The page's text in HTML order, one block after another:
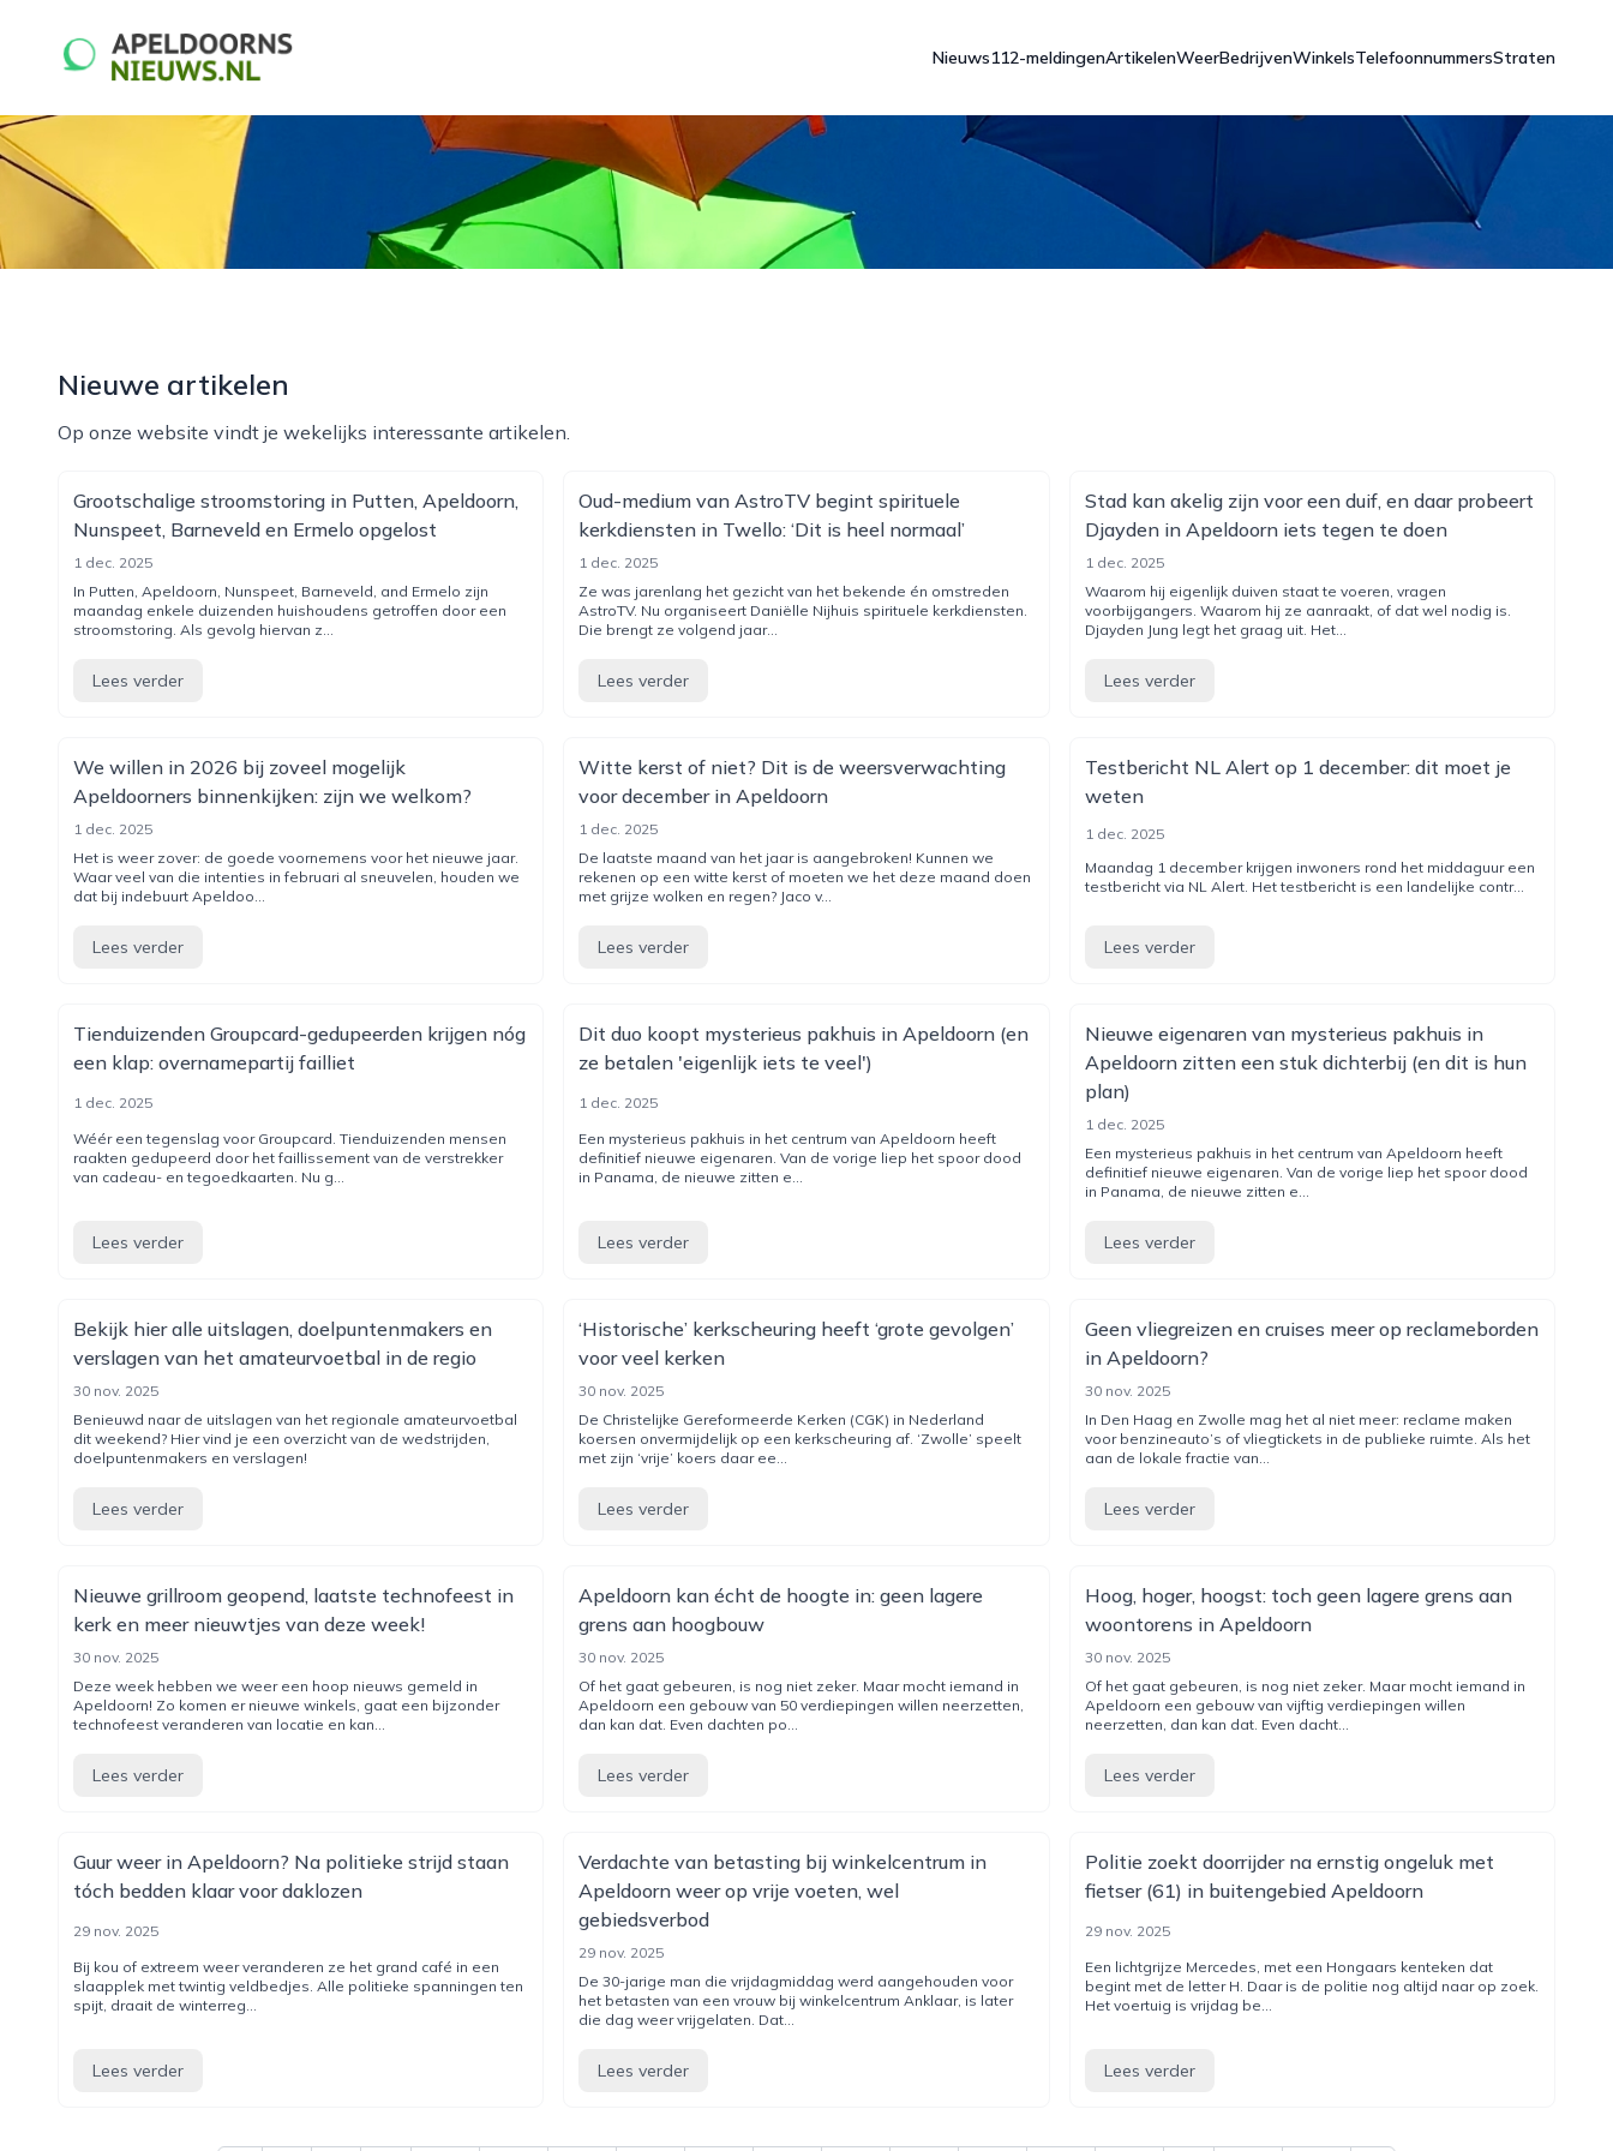
apeldoornsnieuws.nl
Nieuws112-meldingenArtikelenWeerBedrijvenWinkelsTelefoonnummersStraten
Nieuwe artikelen
Op onze website vindt je wekelijks interessante artikelen.
Grootschalige stroomstoring in Putten, Apeldoorn,
Nunspeet, Barneveld en Ermelo opgelost
1 dec. 2025
In Putten, Apeldoorn, Nunspeet, Barneveld, and Ermelo zijn
maandag enkele duizenden huishoudens getroffen door een
stroomstoring. Als gevolg hiervan z...
Lees verder
Oud-medium van AstroTV begint spirituele
kerkdiensten in Twello: ‘Dit is heel normaal’
1 dec. 2025
Ze was jarenlang het gezicht van het bekende én omstreden
AstroTV. Nu organiseert Daniëlle Nijhuis spirituele kerkdiensten.
Die brengt ze volgend jaar...
Lees verder
Stad kan akelig zijn voor een duif, en daar probeert
Djayden in Apeldoorn iets tegen te doen
1 dec. 2025
Waarom hij eigenlijk duiven staat te voeren, vragen
voorbijgangers. Waarom hij ze aanraakt, of dat wel nodig is.
Djayden Jung legt het graag uit. Het...
Lees verder
We willen in 2026 bij zoveel mogelijk
Apeldoorners binnenkijken: zijn we welkom?
1 dec. 2025
Het is weer zover: de goede voornemens voor het nieuwe jaar.
Waar veel van die intenties in februari al sneuvelen, houden we
dat bij indebuurt Apeldoo...
Lees verder
Witte kerst of niet? Dit is de weersverwachting
voor december in Apeldoorn
1 dec. 2025
De laatste maand van het jaar is aangebroken! Kunnen we
rekenen op een witte kerst of moeten we het deze maand doen
met grijze wolken en regen? Jaco v...
Lees verder
Testbericht NL Alert op 1 december: dit moet je
weten
1 dec. 2025
Maandag 1 december krijgen inwoners rond het middaguur een
testbericht via NL Alert. Het testbericht is een landelijke contr...
Lees verder
Tienduizenden Groupcard-gedupeerden krijgen nóg
een klap: overnamepartij failliet
1 dec. 2025
Wéér een tegenslag voor Groupcard. Tienduizenden mensen
raakten gedupeerd door het faillissement van de verstrekker
van cadeau- en tegoedkaarten. Nu g...
Lees verder
Dit duo koopt mysterieus pakhuis in Apeldoorn (en
ze betalen 'eigenlijk iets te veel')
1 dec. 2025
Een mysterieus pakhuis in het centrum van Apeldoorn heeft
definitief nieuwe eigenaren. Van de vorige liep het spoor dood
in Panama, de nieuwe zitten e...
Lees verder
Nieuwe eigenaren van mysterieus pakhuis in
Apeldoorn zitten een stuk dichterbij (en dit is hun
plan)
1 dec. 2025
Een mysterieus pakhuis in het centrum van Apeldoorn heeft
definitief nieuwe eigenaren. Van de vorige liep het spoor dood
in Panama, de nieuwe zitten e...
Lees verder
Bekijk hier alle uitslagen, doelpuntenmakers en
verslagen van het amateurvoetbal in de regio
30 nov. 2025
Benieuwd naar de uitslagen van het regionale amateurvoetbal
dit weekend? Hier vind je een overzicht van de wedstrijden,
doelpuntenmakers en verslagen!
Lees verder
‘Historische’ kerkscheuring heeft ‘grote gevolgen’
voor veel kerken
30 nov. 2025
De Christelijke Gereformeerde Kerken (CGK) in Nederland
koersen onvermijdelijk op een kerkscheuring af. ‘Zwolle’ speelt
met zijn ‘vrije’ koers daar ee...
Lees verder
Geen vliegreizen en cruises meer op reclameborden
in Apeldoorn?
30 nov. 2025
In Den Haag en Zwolle mag het al niet meer: reclame maken
voor benzineauto’s of vliegtickets in de publieke ruimte. Als het
aan de lokale fractie van...
Lees verder
Nieuwe grillroom geopend, laatste technofeest in
kerk en meer nieuwtjes van deze week!
30 nov. 2025
Deze week hebben we weer een hoop nieuws gemeld in
Apeldoorn! Zo komen er nieuwe winkels, gaat een bijzonder
technofeest veranderen van locatie en kan...
Lees verder
Apeldoorn kan écht de hoogte in: geen lagere
grens aan hoogbouw
30 nov. 2025
Of het gaat gebeuren, is nog niet zeker. Maar mocht iemand in
Apeldoorn een gebouw van 50 verdiepingen willen neerzetten,
dan kan dat. Even dachten po...
Lees verder
Hoog, hoger, hoogst: toch geen lagere grens aan
woontorens in Apeldoorn
30 nov. 2025
Of het gaat gebeuren, is nog niet zeker. Maar mocht iemand in
Apeldoorn een gebouw van vijftig verdiepingen willen
neerzetten, dan kan dat. Even dacht...
Lees verder
Guur weer in Apeldoorn? Na politieke strijd staan
tóch bedden klaar voor daklozen
29 nov. 2025
Bij kou of extreem weer veranderen ze het grand café in een
slaapplek met twintig veldbedjes. Alle politieke spanningen ten
spijt, draait de winterreg...
Lees verder
Verdachte van betasting bij winkelcentrum in
Apeldoorn weer op vrije voeten, wel
gebiedsverbod
29 nov. 2025
De 30-jarige man die vrijdagmiddag werd aangehouden voor
het betasten van een vrouw bij winkelcentrum Anklaar, is later
die dag weer vrijgelaten. Dat...
Lees verder
Politie zoekt doorrijder na ernstig ongeluk met
fietser (61) in buitengebied Apeldoorn
29 nov. 2025
Een lichtgrijze Mercedes, met een Hongaars kenteken dat
begint met de letter H. Daar is de politie nog altijd naar op zoek.
Het voertuig is vrijdag be...
Lees verder